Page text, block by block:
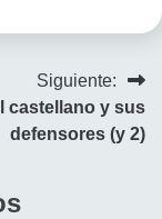
Siguiente:
castellano y sus
defensores (y 2)